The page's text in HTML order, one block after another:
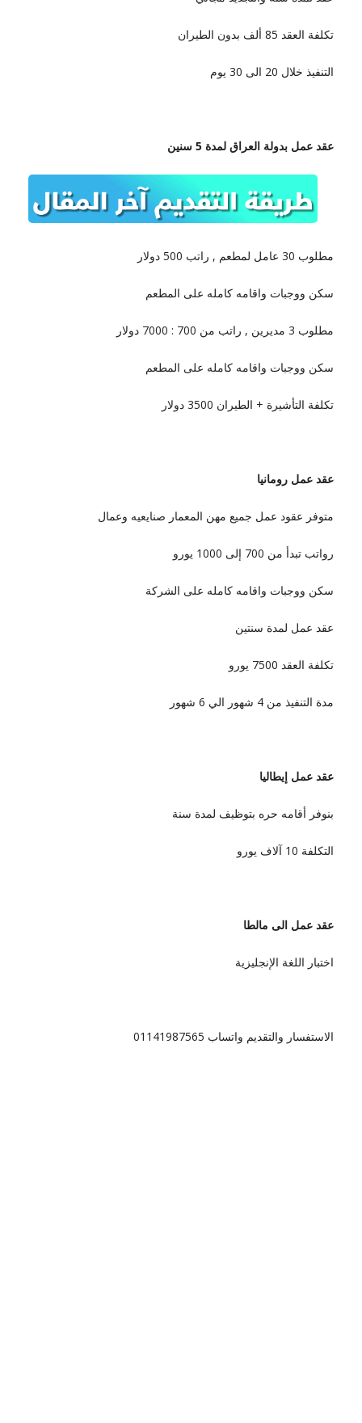
تكلفة العقد 85 ألف بدون الطيران
التنفيذ خلال 20 الى 30 يوم
عقد عمل بدولة العراق لمدة 5 سنين
مطلوب 30 عامل لمطعم , راتب 500 دولار
سكن ووجبات واقامه كامله على المطعم
مطلوب 3 مديرين , راتب من 700 : 7000 دولار
سكن ووجبات واقامه كامله على المطعم
تكلفة التأشيرة + الطيران 3500 دولار
عقد عمل رومانيا
متوفر عقود عمل جميع مهن المعمار صنايعيه وعمال
رواتب تبدأ من 700 إلى 1000 يورو
سكن ووجبات واقامه كامله على الشركة
عقد عمل لمدة سنتين
تكلفة العقد 7500 يورو
مدة التنفيذ من 4 شهور الي 6 شهور
عقد عمل إيطاليا
بنوفر أقامه حره بتوظيف لمدة سنة
التكلفة 10 آلاف يورو
عقد عمل الى مالطا
اختبار اللغة الإنجليزية
الاستفسار والتقديم واتساب 01141987565